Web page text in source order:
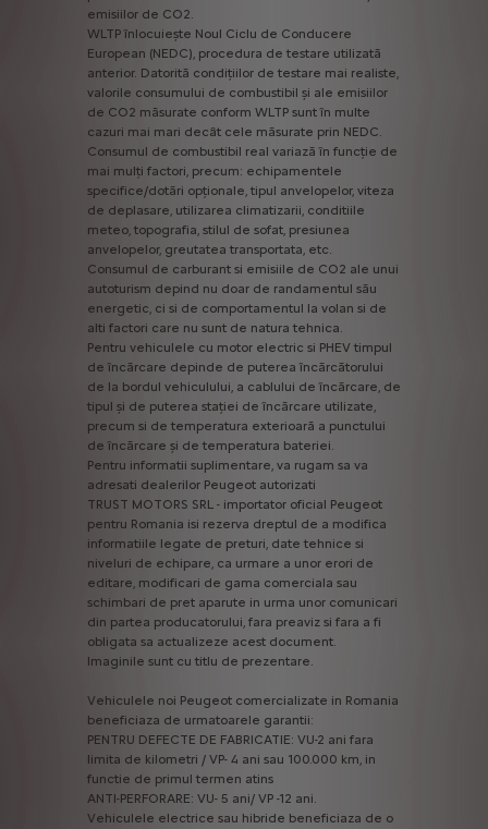
emisiilor de CO2.
WLTP înlocuiește Noul Ciclu de Conducere
European (NEDC), procedura de testare utilizată
anterior. Datorită condițiilor de testare mai realiste,
valorile consumului de combustibil și ale emisiilor
de CO2 măsurate conform WLTP sunt în multe
cazuri mai mari decât cele măsurate prin NEDC.
Consumul de combustibil real variază în funcție de
mai mulți factori, precum: echipamentele
specifice/dotări opționale, tipul anvelopelor, viteza
de deplasare, utilizarea climatizarii, conditiile
meteo, topografia, stilul de sofat, presiunea
anvelopelor, greutatea transportata, etc.
Consumul de carburant si emisiile de CO2 ale unui
autoturism depind nu doar de randamentul său
energetic, ci si de comportamentul la volan si de
alti factori care nu sunt de natura tehnica.
Pentru vehiculele cu motor electric si PHEV timpul
de încărcare depinde de puterea încărcătorului
de la bordul vehiculului, a cablului de încărcare, de
tipul și de puterea stației de încărcare utilizate,
precum si de temperatura exterioară a punctului
de încărcare și de temperatura bateriei.
Pentru informatii suplimentare, va rugam sa va
adresati dealerilor Peugeot autorizati
TRUST MOTORS SRL - importator oficial Peugeot
pentru Romania isi rezerva dreptul de a modifica
informatiile legate de preturi, date tehnice si
niveluri de echipare, ca urmare a unor erori de
editare, modificari de gama comerciala sau
schimbari de pret aparute in urma unor comunicari
din partea producatorului, fara preaviz si fara a fi
obligata sa actualizeze acest document.
Imaginile sunt cu titlu de prezentare.
Vehiculele noi Peugeot comercializate in Romania
beneficiaza de urmatoarele garantii:
PENTRU DEFECTE DE FABRICATIE: VU-2 ani fara
limita de kilometri / VP- 4 ani sau 100.000 km, in
functie de primul termen atins
ANTI-PERFORARE: VU- 5 ani/ VP -12 ani.
Vehiculele electrice sau hibride beneficiaza de o